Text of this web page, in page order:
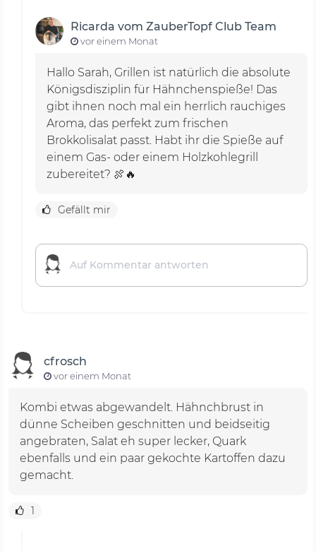
Ricarda vom ZauberTopf Club Team
vor einem Monat
Hallo Sarah, Grillen ist natürlich die absolute
Königsdisziplin für Hähnchenspieße! Das
gibt ihnen noch mal ein herrlich rauchiges
Aroma, das perfekt zum frischen
Brokkolisalat passt. Habt ihr die Spieße auf
einem Gas- oder einem Holzkohlegrill
zubereitet? 🍖🔥
Gefällt mir
cfrosch
vor einem Monat
Kombi etwas abgewandelt. Hähnchbrust in
dünne Scheiben geschnitten und beidseitig
angebraten, Salat eh super lecker, Quark
ebenfalls und ein paar gekochte Kartoffen dazu
gemacht.
1